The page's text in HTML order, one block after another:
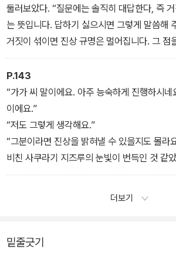
둘러보았다. “질문에는 솔직히 대답한다, 즉
는 뜻입니다. 답하기 싫으시면 그렇게 말씀해
거짓이 섞이면 진상 규명은 멀어집니다. 그 점
부탁드립니다.”
P.143
“가가 씨 말이에요. 아주 능숙하게 진행하시
이에요.”
“저도 그렇게 생각해요.”
“그분이라면 진상을 밝혀낼 수 있을지도 몰라
비친 사쿠라기 지즈루의 눈빛이 번득인 것 같
일인지는 모르겠지만요.”
더보기
밑줄긋기